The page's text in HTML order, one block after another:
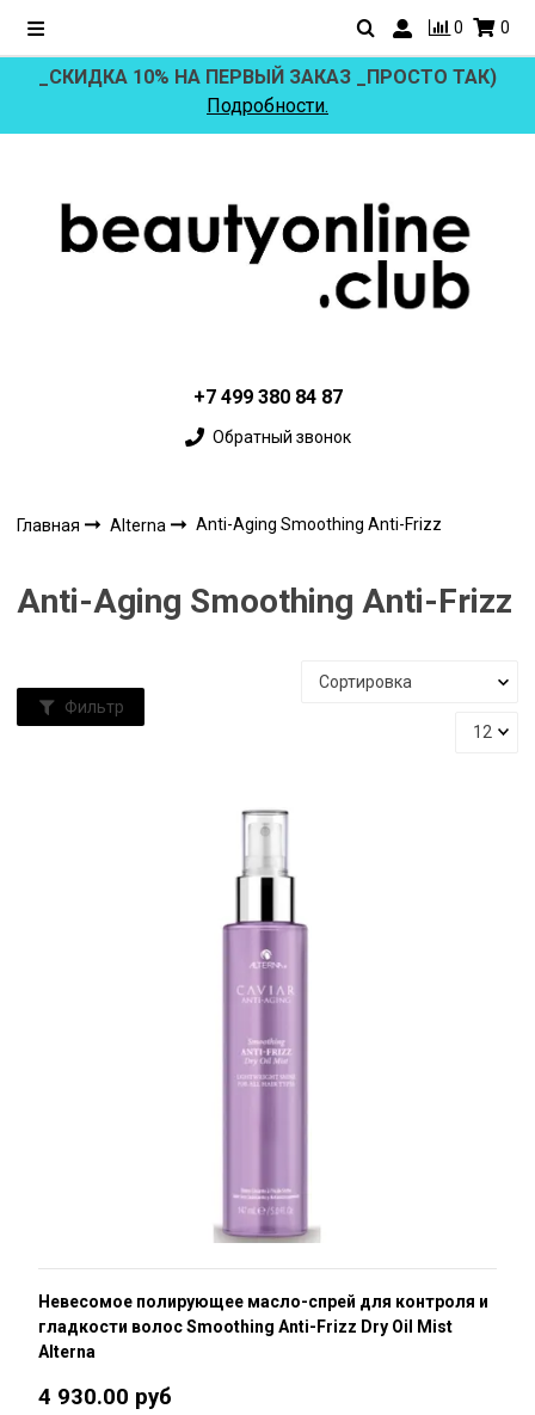
0 0
_СКИДКА 10% НА ПЕРВЫЙ ЗАКАЗ _ПРОСТО ТАК)
Подробности.
+7 499 380 84 87
Обратный звонок
Главная Alterna Anti-Aging Smoothing Anti-Frizz
Anti-Aging Smoothing Anti-Frizz
Фильтр
Невесомое полирующее масло-спрей для контроля и
гладкости волос Smoothing Anti-Frizz Dry Oil Mist
Alterna
4 930.00 руб